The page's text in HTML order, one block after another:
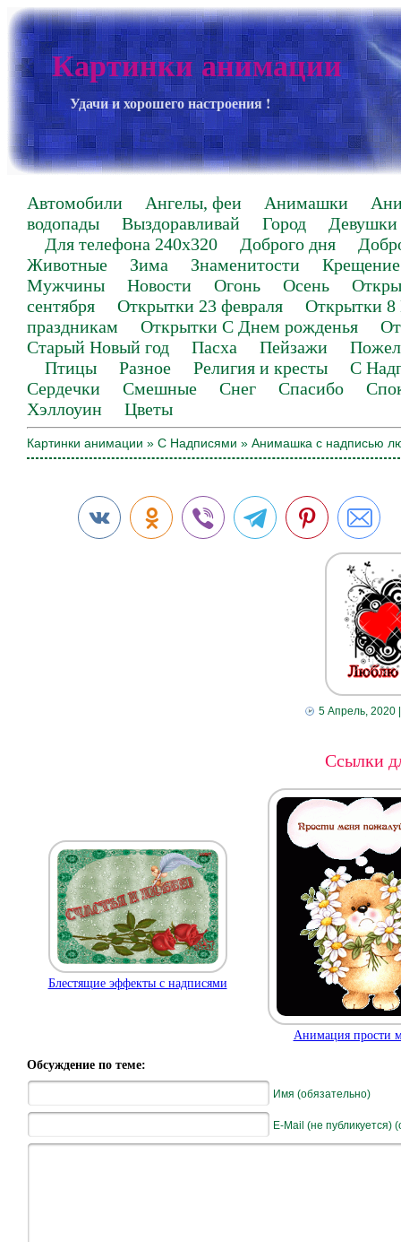
Картинки анимации
Удачи и хорошего настроения !
Автомобили Ангелы, феи Анимашки
водопады
Выздоравливай Город
Девушки
Для телефона 240х320
Доброго дня
Животные
Зима Знаменитости
Крещение
Мужчины
Новости Огонь Осень
сентября
Открытки 23 февраля
Открытки 8
праздникам
Открытки С Днем рожденья
Старый Новый год
Пасха Пейзажи
Птицы
Разное Религия и кресты
С
Сердечки
Смешные Снег Спасибо
Хэллоуин
Цветы
Картинки анимации » С Надписями » Анимашка с надписью
5 Апрель, 2020
Ссылки
Блестящие эффекты с надписями
Анимация прости
Обсуждение по теме:
Имя (обязательно)
E-Mail (не публикуется)